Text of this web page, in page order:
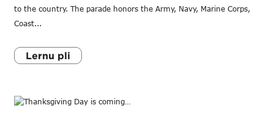
to the country. The parade honors the Army, Navy, Marine Corps,
Coast...
Lernu pli